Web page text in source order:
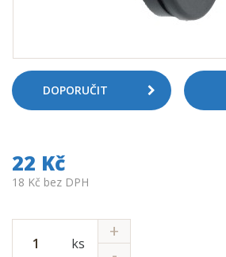
DOPORUČIT
22 Kč
18 Kč bez DPH
ks